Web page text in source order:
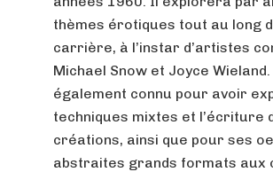
thèmes érotiques tout au long
carrière, à l’instar d’artistes
Michael Snow et Joyce
également connu pour avoir
techniques mixtes et l’écriture
créations, ainsi que pour ses
abstraites grands formats aux